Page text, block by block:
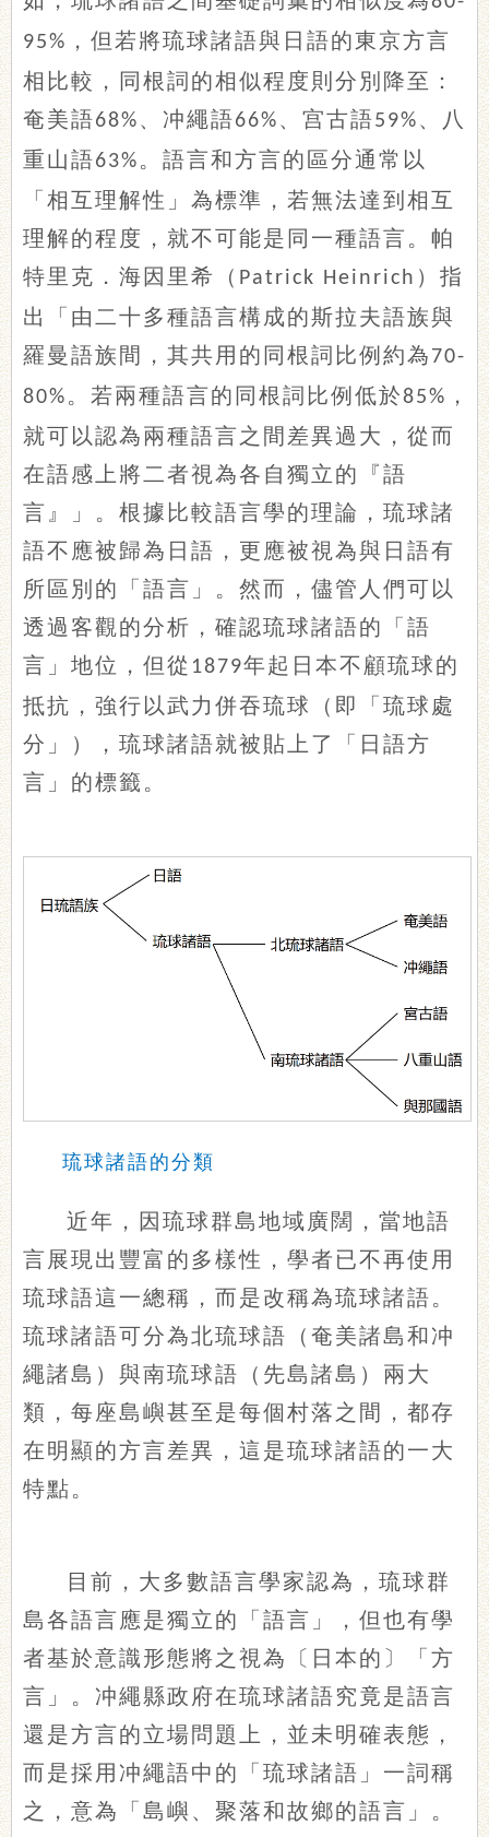
95% ，但若將琉球諸語與日語的東京方言
相比較，同根詞的相似程度則分別降至：
奄美語68% 、冲繩語66% 、宫古語59% 、八
重山語63% 。語言和方言的區分通常以
「相互理解性」為標準，若無法達到相互
理解的程度，就不可能是同一種語言。帕
特里克．海因里希（ Patrick Heinrich ）指
出「由二十多種語言構成的斯拉夫語族與
羅曼語族間，其共用的同根詞比例約為 70-
80% 。若兩種語言的同根詞比例低於85% ，
就可以認為兩種語言之間差異過大，從而
在語感上將二者視為各自獨立的『語
言』」。根據比較語言學的理論，琉球諸
語不應被歸為日語，更應被視為與日語有
所區別的「語言」。然而，儘管人們可以
透過客觀的分析，確認琉球諸語的「語
言」地位，但從 1879年起日本不顧琉球的
抵抗，強行以武力併吞琉球（即「琉球處
分」），琉球諸語就被貼上了「日語方
言」的標籤。
琉球諸語的分類
近年，因琉球群島地域廣闊，當地語
言展現出豐富的多樣性，學者已不再使用
琉球語這一總稱，而是改稱為琉球諸語。
琉球諸語可分為北琉球語（奄美諸島和冲
繩諸島）與南琉球語（先島諸島）兩大
類，每座島嶼甚至是每個村落之間，都存
在明顯的方言差異，這是琉球諸語的一大
特點。
目前，大多數語言學家認為，琉球群
島各語言應是獨立的「語言」，但也有學
者基於意識形態將之視為〔日本的〕「方
言」。冲繩縣政府在琉球諸語究竟是語言
還是方言的立場問題上，並未明確表態，
而是採用冲繩語中的「琉球諸語」一詞稱
之，意為「島嶼、聚落和故鄉的語言」。